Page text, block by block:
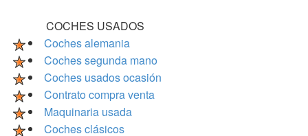
COCHES USADOS
Coches alemania
Coches segunda mano
Coches usados ocasión
Contrato compra venta
Maquinaria usada
Coches clásicos